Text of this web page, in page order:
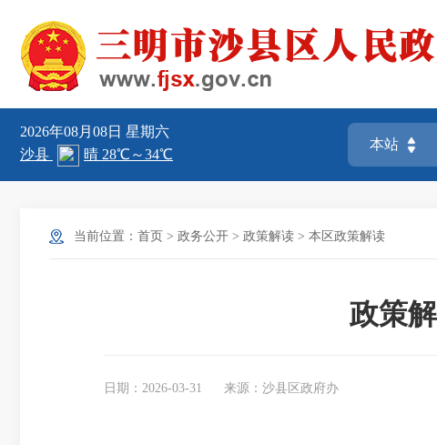
2026年08月08日 星期六
当前位置： 首页 > 政务公开 > 政策解读 > 本区政策解读
政策
日期：2026-03-31 来源：沙县区政府办